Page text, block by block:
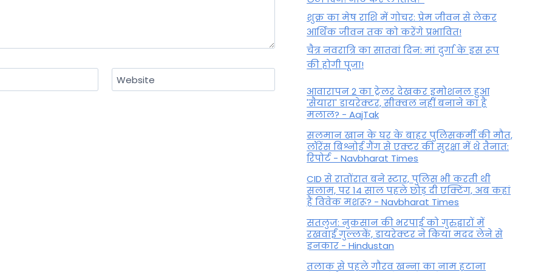
Website
शुक्र का मेष राशि में गोचर: प्रेम जीवन से लेकर
आर्थिक जीवन तक को करेंगे प्रभावित!
चैत्र नवरात्रि का सातवां दिन: मां दुर्गा के इस रूप
की होगी पूजा!
आवारापन 2 का ट्रेलर देखकर इमोशनल हुआ
'सैयारा' डायरेक्टर, सीक्वल नहीं बनाने का है
मलाल? - AajTak
सलमान खान के घर के बाहर पुलिसकर्मी की मौत,
लॉरेंस बिश्नोई गैंग से एक्टर की सुरक्षा में थे तैनात:
रिपोर्ट - Navbharat Times
CID से रातोंरात बने स्टार, पुलिस भी करती थी
सलाम, पर 14 साल पहले छोड़ दी एक्टिंग, अब कहां
हैं विवेक मशरू? - Navbharat Times
सतलुज: नुकसान की भरपाई को गुरुद्वारों में
रखवाईं गुल्लकें, डायरेक्टर ने किया मदद लेने से
इनकार - Hindustan
तलाक से पहले गौरव खन्ना का नाम हटाना